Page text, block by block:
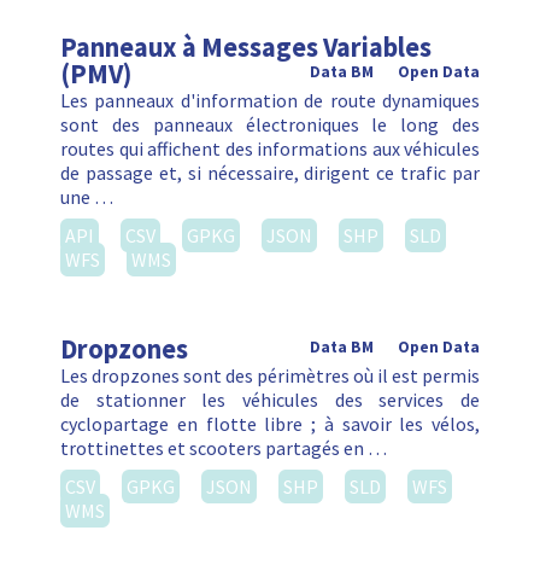
Panneaux à Messages Variables
(PMV) Open Data
Data BM
Les panneaux d'information de route dynamiques
sont des panneaux électroniques le long des
routes qui affichent des informations aux véhicules
de passage et, si nécessaire, dirigent ce trafic par
une …
API
CSV GPKG JSON SHP
SLD
WFS
WMS
Dropzones Open Data
Data BM
Les dropzones sont des périmètres où il est permis
de stationner les véhicules des services de
cyclopartage en flotte libre ; à savoir les vélos,
trottinettes et scooters partagés en …
CSV
GPKG JSON SHP SLD
WFS
WMS